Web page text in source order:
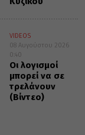
VIDEOS
08 Αυγούστου 2026
0:40
Οι λογισμοί
μπορεί να σε
τρελάνουν
(Βίντεο)